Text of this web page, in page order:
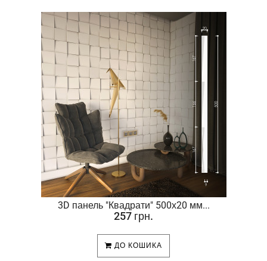
3D панель "Квадрати" 500х20 мм...
257 грн.
ДО КОШИКА